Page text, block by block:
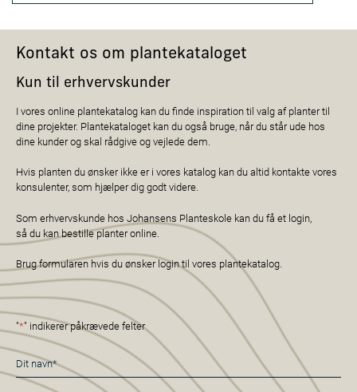
Kontakt os om plantekataloget
Kun til erhvervskunder
I vores online plantekatalog kan du finde inspiration til valg af planter til
dine projekter. Plantekataloget kan du også bruge, når du står ude hos
dine kunder og skal rådgive og vejlede dem.
Hvis planten du ønsker ikke er i vores katalog kan du altid kontakte vores
konsulenter, som hjælper dig godt videre.
Som erhvervskunde hos Johansens Planteskole kan du få et login,
så du kan bestille planter online.
Brug formularen hvis du ønsker login til vores plantekatalog.
"*" indikerer påkrævede felter
Navn
*